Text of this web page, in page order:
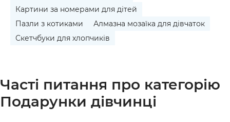
Картини за номерами для дітей
Пазли з котиками
Алмазна мозаїка для дівчаток
Скетчбуки для хлопчиків
Часті питання про категорію
Подарунки дівчинці